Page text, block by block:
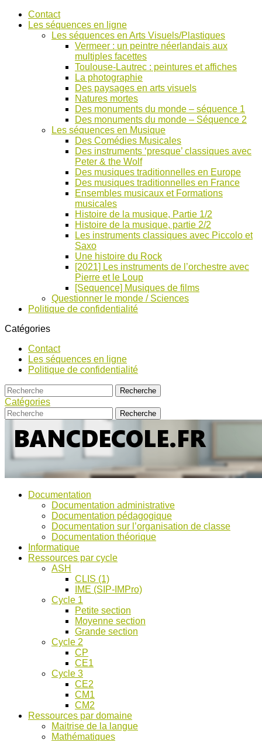
AccéderContact
Les séquences en ligne
Les séquences en Arts Visuels/Plastiques
Vermeer : un peintre néerlandais aux
multiples facettes
Toulouse-Lautrec : peintures et affiches
La photographie
Des paysages en arts visuels
Natures mortes
Des monuments du monde – séquence 1
Des monuments du monde – Séquence 2
Les séquences en Musique
Des Comédies Musicales
Des instruments ‘presque’ classiques avec
Peter & the Wolf
Des musiques traditionnelles en Europe
Des musiques traditionnelles en France
Ensembles musicaux et Formations
musicales
Histoire de la musique, Partie 1/2
Histoire de la musique, partie 2/2
Les instruments classiques avec Piccolo et
Saxo
Une histoire du Rock
[2021] Les instruments de l’orchestre avec
Pierre et le Loup
[Sequence] Musiques de films
Questionner le monde / Sciences
Politique de confidentialité
Catégories
Contact
Les séquences en ligne
Politique de confidentialité
Catégories
Bancs
d’Ecole
pour
discussions
Documentation
Documentation administrative
Documentation pédagogique
Documentation sur l’organisation de classe
Documentation théorique
Informatique
Ressources par cycle
ASH
CLIS (1)
IME (SIP-IMPro)
Cycle 1
Petite section
Moyenne section
Grande section
Cycle 2
CP
CE1
Cycle 3
CE2
CM1
CM2
Ressources par domaine
Maitrise de la langue
Mathématiques